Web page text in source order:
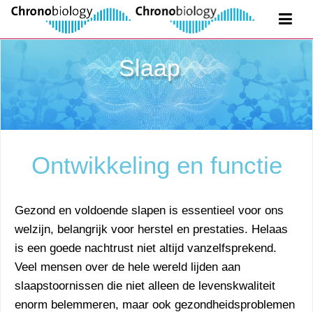
Slaap
Ontwikkeling en functie
Gezond en voldoende slapen is essentieel voor ons
welzijn, belangrijk voor herstel en prestaties. Helaas
is een goede nachtrust niet altijd vanzelfsprekend.
Veel mensen over de hele wereld lijden aan
slaapstoornissen die niet alleen de levenskwaliteit
enorm belemmeren, maar ook gezondheidsproblemen